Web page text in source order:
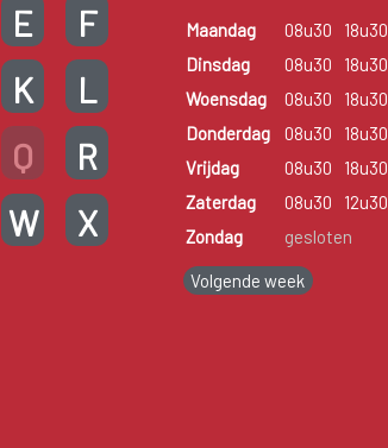
E
F
K
L
Q
R
W
X
Maandag 08u30
18u30
Dinsdag
08u30
18u30
Woensdag
08u30
18u30
Donderdag
08u30
18u30
Vrijdag
08u30
18u30
Zaterdag
08u30
12u30
Zondag
gesloten
Volgende week